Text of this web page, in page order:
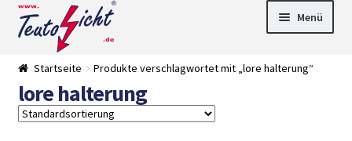
Zur
Navigation
springen
Springe
zum
Menü
► LED Panel
►
Startseite Produkte verschlagwortet mit „lore halterung“
lore halterung